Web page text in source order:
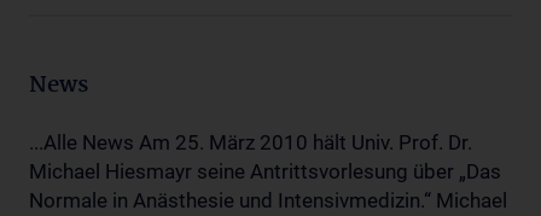
News
...Alle News Am 25. März 2010 hält Univ. Prof. Dr.
Michael Hiesmayr seine Antrittsvorlesung über „Das
Normale in Anästhesie und Intensivmedizin.“ Michael